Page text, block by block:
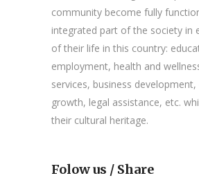
community become fully
integrated part of the society in
of their life in this country:
employment, health and
services, business
growth, legal assistance, etc.
their cultural heritage.
Folow us / Share